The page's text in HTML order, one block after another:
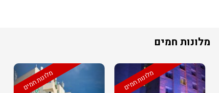
מלונות חמים
מלונות חמים מלונות חמים